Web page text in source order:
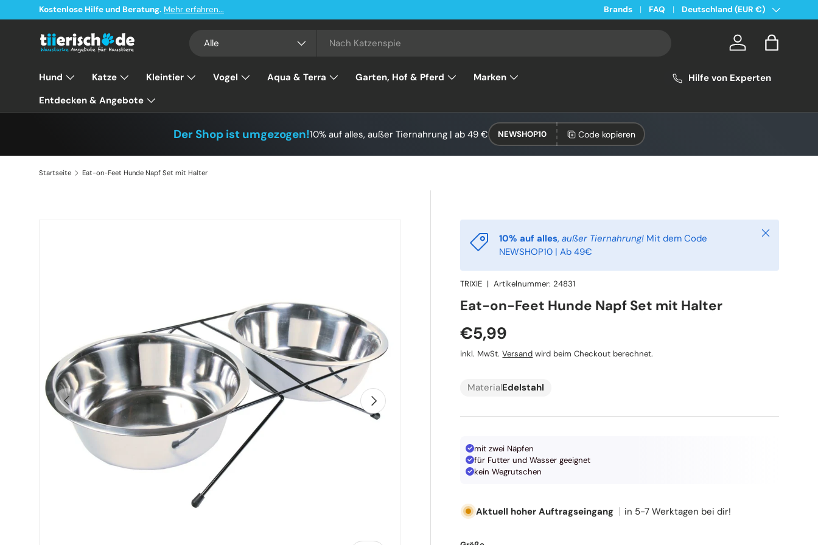
Direkt zum Inhalt
Kostenlose Hilfe und Beratung. Mehr erfahren... Kostenloser Versand ab 49€ in Deutschland
Brands FAQ Land/Region
Deutschland (EUR €)
Alle Konto
Hund Katze Kleintier Vogel Aqua & Terra Garten, Hof & Pferd
Marken
Entdecken & Angebote
Hilfe von Experten
Der Shop ist umgezogen!10% auf alles, außer Tiernahrung | ab 49 € NEWSHOP10 Code kopieren
Startseite Eat-on-Feet Hunde Napf Set mit Halter
Vorherige Nächste
10% auf alles,außer Tiernahrung! Mit dem Code
NEWSHOP10 | Ab 49€
Schließen
TRIXIE |Artikelnummer: 24831
TRIXIE
Eat-on-Feet Hunde Napf Set mit Halter
Normaler Preis
€5,99
inkl. MwSt.Versand wird beim Checkout berechnet.
MaterialEdelstahl
mit zwei Näpfen
für Futter und Wasser geeignet
kein Wegrutschen
Aktuell hoher Auftragseingang in 5-7 Werktagen bei dir!